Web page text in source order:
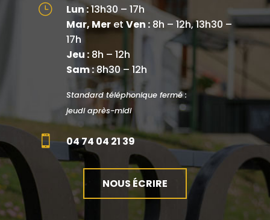
} Lun :13h30 – 17h
Mar, MeretVen :8h – 12h, 13h30 –
17h
Jeu :8h – 12h
Sam :8h30 – 12h
Standard téléphonique fermé :
jeudi après-midi
 04 74 04 21 39
NOUS ÉCRIRE